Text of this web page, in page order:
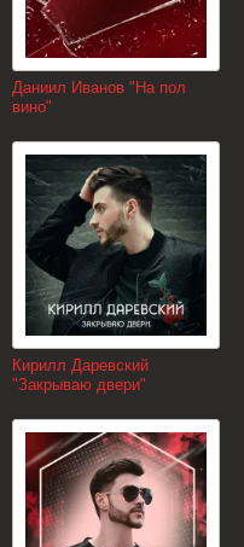
Даниил Иванов "На пол
вино"
Кирилл Даревский
"Закрываю двери"